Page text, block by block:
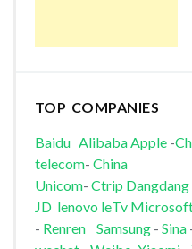
TOP COMPANIES
Baidu AlibabaApple-
telecom- China
Unicom- Ctrip Dangdang
JD lenovo leTv
- Renren Samsung- Sina